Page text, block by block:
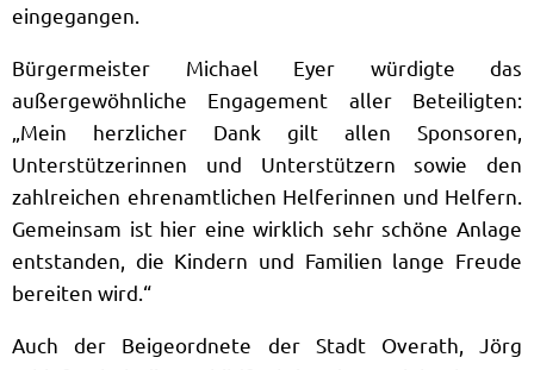
eingegangen.
Bürgermeister Michael Eyer würdigte das
außergewöhnliche Engagement aller Beteiligten:
„Mein herzlicher Dank gilt allen Sponsoren,
Unterstützerinnen und Unterstützern sowie den
zahlreichen ehrenamtlichen Helferinnen und Helfern.
Gemeinsam ist hier eine wirklich sehr schöne Anlage
entstanden, die Kindern und Familien lange Freude
bereiten wird.“
Auch der Beigeordnete der Stadt Overath, Jörg